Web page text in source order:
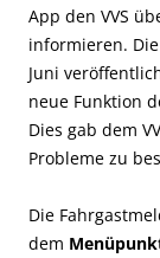
App den VVS
informieren.
Juni
neue Funktion
Dies gab dem
Probleme zu
Die
dem